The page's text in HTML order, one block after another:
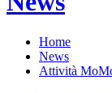
Home
News
Attività